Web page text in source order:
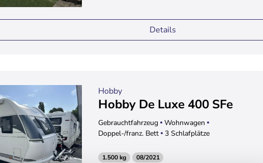
Details
Hobby
Hobby De Luxe 400 SFe
Gebrauchtfahrzeug
Wohnwagen
Doppel-/franz. Bett
3 Schlafplätze
1.500 kg 08/2021